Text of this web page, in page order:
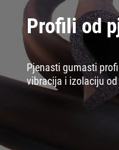
Profili od
Pjenasti gumasti
vibracija i izolaciju